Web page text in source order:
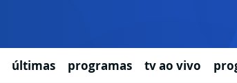
últimas programas tv ao vivo